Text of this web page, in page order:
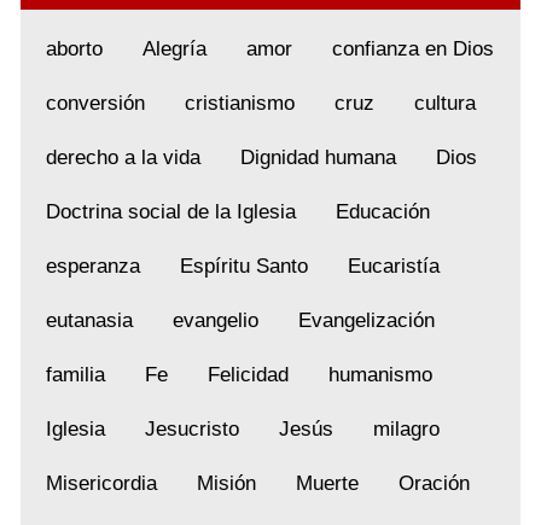
aborto Alegría amor confianza en Dios
conversión cristianismo cruz cultura
derecho a la vida Dignidad humana Dios
Doctrina social de la Iglesia Educación
esperanza Espíritu Santo Eucaristía
eutanasia evangelio Evangelización
familia Fe Felicidad humanismo
Iglesia Jesucristo Jesús milagro
Misericordia Misión Muerte Oración